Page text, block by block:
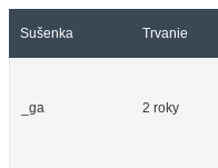
Sušenka Trvanie
_ga 2 roky